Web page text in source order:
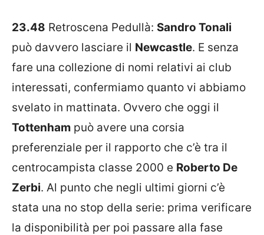
23.48 Retroscena Pedullà: Sandro Tonali
può davvero lasciare il Newcastle. E senza
fare una collezione di nomi relativi ai club
interessati, confermiamo quanto vi abbiamo
svelato in mattinata. Ovvero che oggi il
Tottenham può avere una corsia
preferenziale per il rapporto che c’è tra il
centrocampista classe 2000 e Roberto De
Zerbi. Al punto che negli ultimi giorni c’è
stata una no stop della serie: prima verificare
la disponibilità per poi passare alla fase